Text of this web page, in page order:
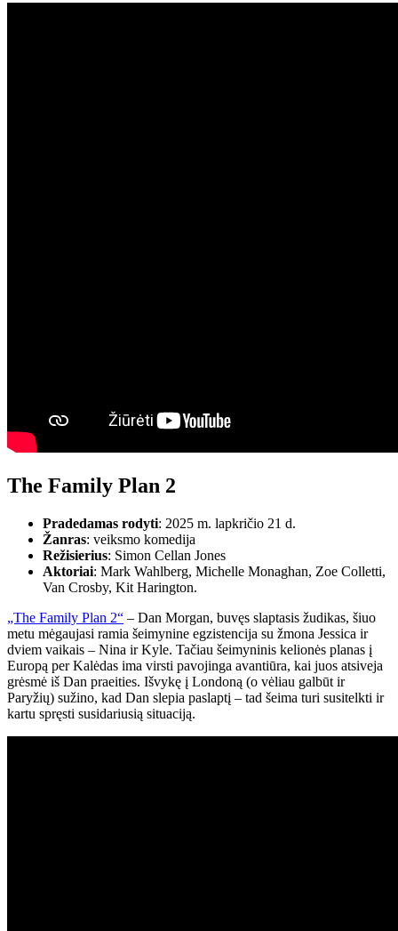
The Family Plan 2
Pradedamas rodyti: 2025 m. lapkričio 21 d.
Žanras: veiksmo komedija
Režisierius: Simon Cellan Jones
Aktoriai: Mark Wahlberg, Michelle Monaghan, Zoe Colletti,
Van Crosby, Kit Harington.
„The Family Plan 2“ – Dan Morgan, buvęs slaptasis žudikas, šiuo
metu mėgaujasi ramia šeimynine egzistencija su žmona Jessica ir
dviem vaikais – Nina ir Kyle. Tačiau šeimyninis kelionės planas į
Europą per Kalėdas ima virsti pavojinga avantiūra, kai juos atsiveja
grėsmė iš Dan praeities. Išvykę į Londoną (o vėliau galbūt ir
Paryžių) sužino, kad Dan slepia paslaptį – tad šeima turi susitelkti ir
kartu spręsti susidariusią situaciją.